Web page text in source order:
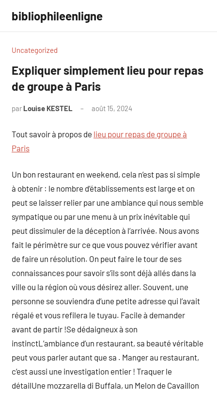
contenu
bibliophileenligne
Uncategorized
Expliquer simplement lieu pour repas
de groupe à Paris
par Louise KESTEL août 15, 2024
Tout savoir à propos de lieu pour repas de groupe à
Paris
Un bon restaurant en weekend, cela n’est pas si simple
à obtenir : le nombre d’établissements est large et on
peut se laisser relier par une ambiance qui nous semble
sympatique ou par une menu à un prix inévitable qui
peut dissimuler de la déception à l’arrivée. Nous avons
fait le périmètre sur ce que vous pouvez vérifier avant
de faire un résolution. On peut faire le tour de ses
connaissances pour savoir s’ils sont déjà allés dans la
ville ou la région où vous désirez aller. Souvent, une
personne se souviendra d’une petite adresse qui l’avait
régalé et vous refilera le tuyau. Facile à demander
avant de partir !Se dédaigneux à son
instinctL’ambiance d’un restaurant, sa beauté véritable
peut vous parler autant que sa . Manger au restaurant,
c’est aussi une investigation entier ! Traquer le
détailUne mozzarella di Buffala, un Melon de Cavaillon